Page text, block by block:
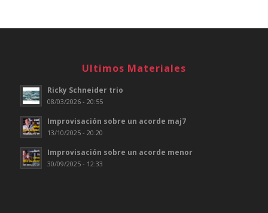
Ultimos Materiales
Ricky Schneider trio
08/03/2026 - 20:55
Improvisación sobre un acorde maj7
13/10/2025 - 20:20
Improvisación sobre un acorde menor
30/09/2025 - 12:33